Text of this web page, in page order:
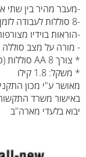
-מעבר מהיר בין שתי
-8 סוללות לעבודה לזמן רב
-הוראות בוידיו
- מורה על מצב סוללה
* צורך 8 AA סוללות (כלול)
* משקל: 1.8 קילו
מאושר ע"י מכון
באישור משרד
יבוא בלעדי מארה"ב